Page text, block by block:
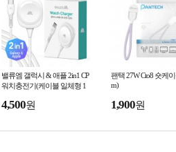
밸류엠 갤럭시 & 애플 2in1 CP
워치충전기(케이블 일체형 1
4,500원
팬택 27W Cto8 숏케
m)
1,900원